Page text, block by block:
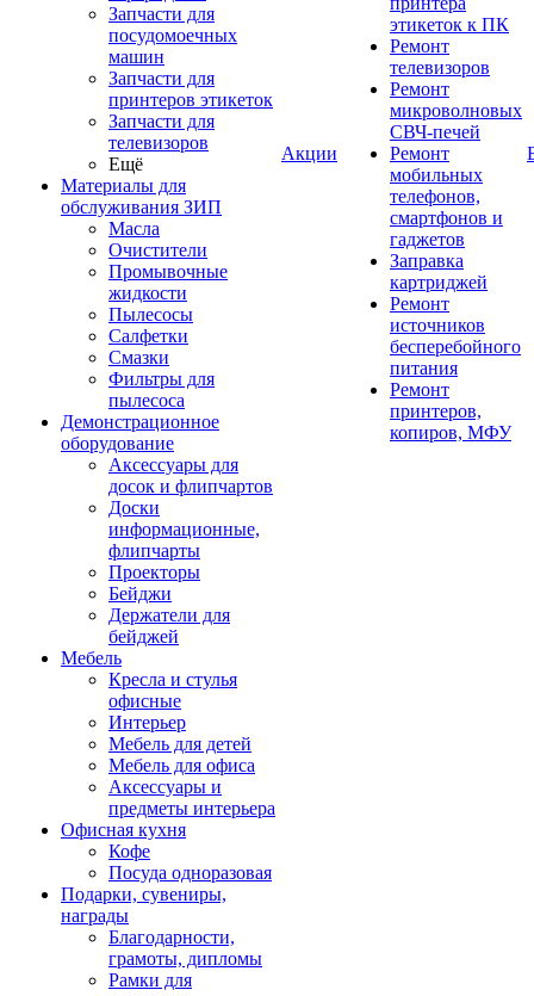
Запчасти для
посудомоечных
машин
Запчасти для
принтеров этикеток
Запчасти для
телевизоров
Ещё
Материалы для
обслуживания ЗИП
Масла
Очистители
Промывочные
жидкости
Пылесосы
Салфетки
Смазки
Фильтры для
пылесоса
Демонстрационное
оборудование
Аксессуары для
досок и флипчартов
Доски
информационные,
флипчарты
Проекторы
Бейджи
Держатели для
бейджей
Мебель
Кресла и стулья
офисные
Интерьер
Мебель для детей
Мебель для офиса
Аксессуары и
предметы интерьера
Офисная кухня
Кофе
Посуда одноразовая
Подарки, сувениры,
награды
Благодарности,
грамоты, дипломы
Рамки для
Акции
этикеток к ПК
Ремонт
телевизоров
Ремонт
микроволновых
СВЧ-печей
Ремонт
мобильных
телефонов,
смартфонов и
гаджетов
Заправка
картриджей
Ремонт
источников
бесперебойного
питания
Ремонт
принтеров,
копиров, МФУ